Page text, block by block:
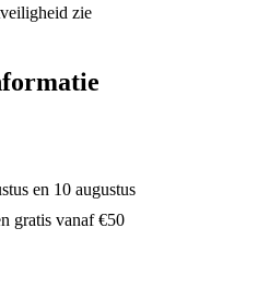
zie
en 10 augustus
gratis vanaf €50